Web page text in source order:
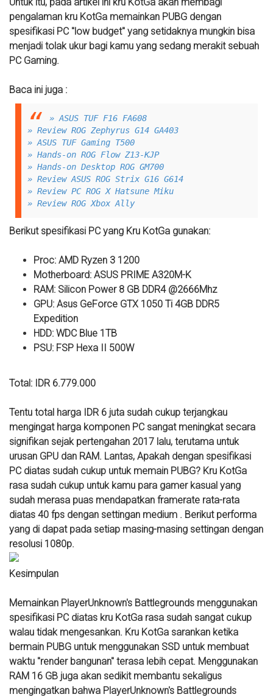
pengalaman kru KotGa memainkan PUBG dengan
spesifikasi PC "low budget" yang setidaknya mungkin bisa
menjadi tolak ukur bagi kamu yang sedang merakit sebuah
PC Gaming.
Baca ini juga :
» ASUS TUF F16 FA608
» Review ROG Zephyrus G14 GA403
» ASUS TUF Gaming T500
» Hands-on ROG Flow Z13-KJP
» Hands-on Desktop ROG GM700
» Review ASUS ROG Strix G16 G614
» Review PC ROG X Hatsune Miku
» Review ROG Xbox Ally
Berikut spesifikasi PC yang Kru KotGa gunakan:
Proc: AMD Ryzen 3 1200
Motherboard: ASUS PRIME A320M-K
RAM: Silicon Power 8 GB DDR4 @2666Mhz
GPU: Asus GeForce GTX 1050 Ti 4GB DDR5
Expedition
HDD: WDC Blue 1TB
PSU: FSP Hexa II 500W
Total: IDR 6.779.000
Tentu total harga IDR 6 juta sudah cukup terjangkau
mengingat harga komponen PC sangat meningkat secara
signifikan sejak pertengahan 2017 lalu, terutama untuk
urusan GPU dan RAM. Lantas, Apakah dengan spesifikasi
PC diatas sudah cukup untuk memain PUBG? Kru KotGa
rasa sudah cukup untuk kamu para gamer kasual yang
sudah merasa puas mendapatkan framerate rata-rata
diatas 40 fps dengan settingan medium . Berikut performa
yang di dapat pada setiap masing-masing settingan dengan
resolusi 1080p.
Kesimpulan
Memainkan PlayerUnknown's Battlegrounds menggunakan
spesifikasi PC diatas kru KotGa rasa sudah sangat cukup
walau tidak mengesankan. Kru KotGa sarankan ketika
bermain PUBG untuk menggunakan SSD untuk membuat
waktu "render bangunan" terasa lebih cepat. Menggunakan
RAM 16 GB juga akan sedikit membantu sekaligus
mengingatkan bahwa PlayerUnknown's Battlegrounds